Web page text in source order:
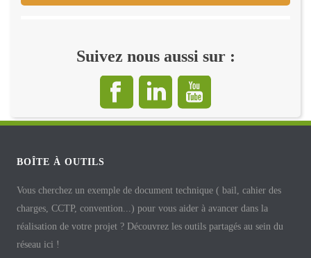
Suivez nous aussi sur :
BOÎTE À OUTILS
Vous cherchez un exemple de document technique ( bail, cahier des
charges, CCTP, convention...) pour vous aider à avancer dans la
réalisation de votre projet ? Découvrez les outils partagés au sein du
réseau ici !